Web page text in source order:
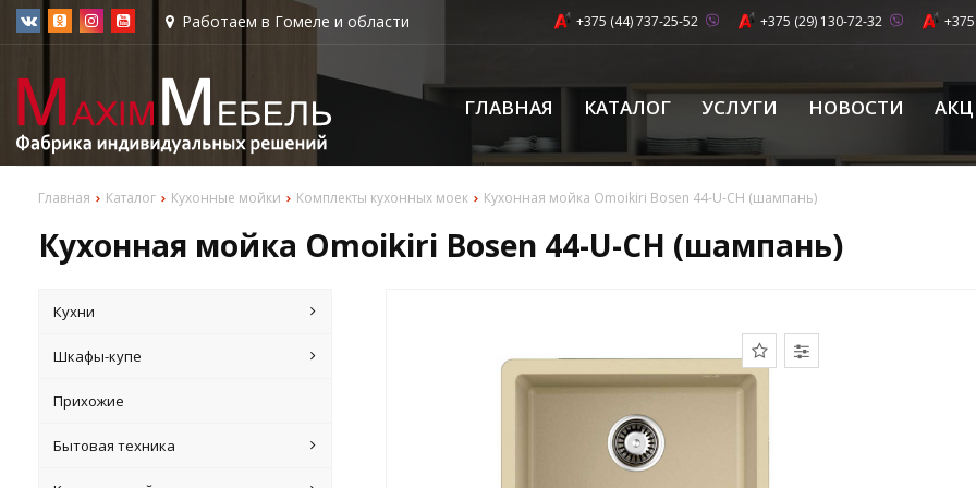
Работаем в Гомеле и области +375 (44) 737-25-52 +375 (29) 130-72-32
ГЛАВНАЯ КАТАЛОГ УСЛУГИ НОВОСТИ
Главная Каталог Кухонные мойки Комплекты кухонных моек Кухонная мойка Omoikiri Bosen 44-U-CH (шампань)
Кухонная мойка Omoikiri Bosen 44-U-CH (шампань)
Кухни
Шкафы-купе
Прихожие
Бытовая техника